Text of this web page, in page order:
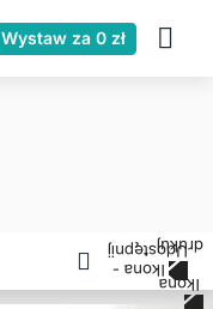
Wystaw za 0 zł